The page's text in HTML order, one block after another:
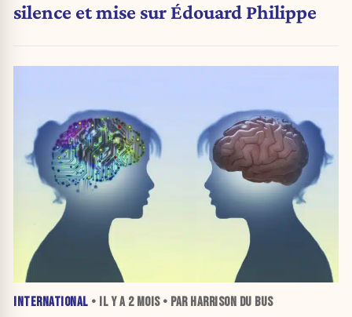
silence et mise sur Édouard Philippe
INTERNATIONAL • IL Y A 2 MOIS• PAR HARRISON DU BUS